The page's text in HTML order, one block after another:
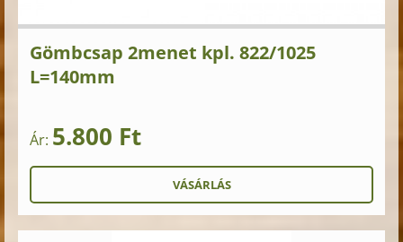
Gömbcsap 2menet kpl. 822/1025
L=140mm
Ár: 5.800 Ft